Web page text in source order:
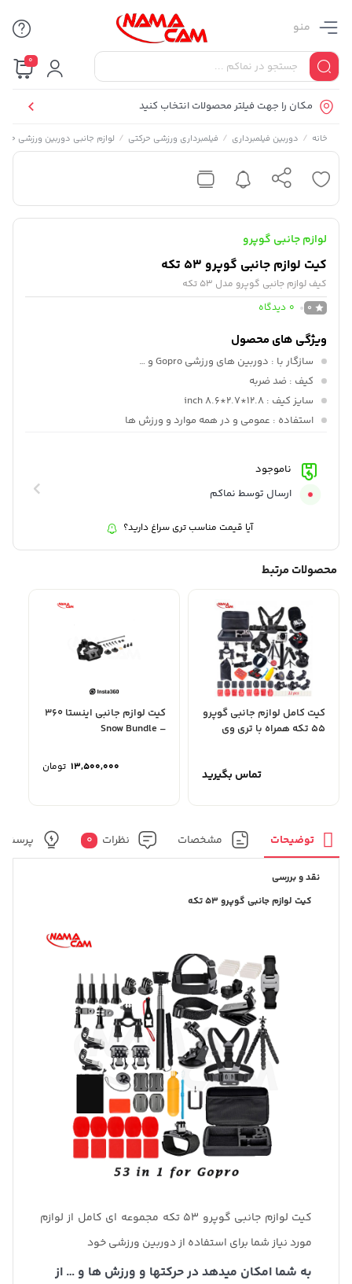
منو
0
مکان را جهت فیلتر محصولات انتخاب کنید
خانه / دوربین فیلمبرداری / فیلمبرداری ورزشی حرکتی / لوازم جانبی دوربین ورزشی
لوازم جانبی گوپرو
کیت لوازم جانبی گوپرو 53 تکه
کیف لوازم جانبی گوپرو مدل 53 تکه
0
0 دیدگاه
ویژگی های محصول
سازگار با : دوربین های ورزشی Gopro و …
کیف : ضد ضربه
سایز کیف : 12.8*2.7*8.6 inch
استفاده : عمومی و در همه موارد و ورزش ها
ناموجود
ارسال توسط نماکم
آیا قیمت مناسب تری سراغ دارید؟
محصولات مرتبط
کیت کامل لوازم جانبی گوپرو
55 تکه همراه با تری وی
تماس بگیرید
کیت لوازم جانبی اینستا 360
– Snow Bundle
13,500,000 تومان
توضیحات مشخصات نظرات 0 پرسش
نقد و بررسی
کیت لوازم جانبی گوپرو 53 تکه
کیت لوازم جانبی گوپرو 53 تکه مجموعه ای کامل از لوازم
مورد نیاز شما برای استفاده از دوربین ورزشی خود
به شما امکان میدهد در حرکتها و ورزش ها و … از